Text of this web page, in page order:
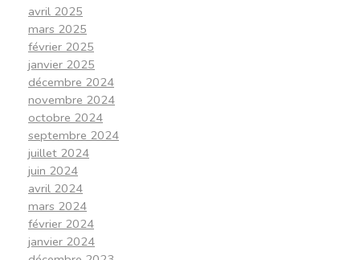
avril 2025
mars 2025
février 2025
janvier 2025
décembre 2024
novembre 2024
octobre 2024
septembre 2024
juillet 2024
juin 2024
avril 2024
mars 2024
février 2024
janvier 2024